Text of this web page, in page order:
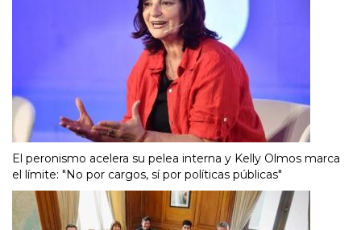
El peronismo acelera su pelea interna y Kelly Olmos marca
el límite: "No por cargos, sí por políticas públicas"